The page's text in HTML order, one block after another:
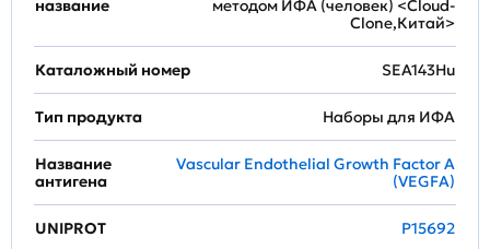
название
методом ИФА (человек) <Cloud-
Clone,Китай>
Каталожный номер SEA143Hu
Тип продукта Наборы для ИФА
Название
антигена
Vascular Endothelial Growth Factor A
(VEGFA)
UNIPROT P15692